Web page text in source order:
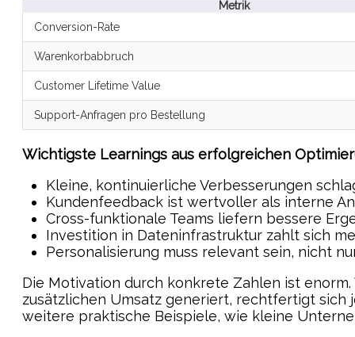
Metrik
Conversion-Rate
Warenkorbabbruch
Customer Lifetime Value
Support-Anfragen pro Bestellung
Wichtigste Learnings aus erfolgreichen
Kleine, kontinuierliche Verbesserungen
Kundenfeedback ist wertvoller als interne
Cross-funktionale Teams liefern bessere
Investition in Dateninfrastruktur zahlt sich
Personalisierung muss relevant sein, nicht
Die Motivation durch konkrete Zahlen ist
zusätzlichen Umsatz generiert, rechtfertigt sich
weitere praktische Beispiele, wie kleine